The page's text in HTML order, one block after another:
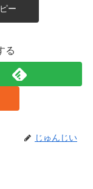
ー
る
じゅんじい